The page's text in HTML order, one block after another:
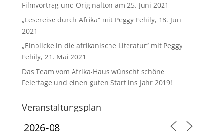
Filmvortrag und Originalton am 25. Juni 2021
„Lesereise durch Afrika“ mit Peggy Fehily, 18. Juni
2021
„Einblicke in die afrikanische Literatur“ mit Peggy
Fehily, 21. Mai 2021
Das Team vom Afrika-Haus wünscht schöne
Feiertage und einen guten Start ins Jahr 2019!
Veranstaltungsplan